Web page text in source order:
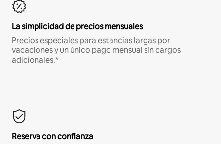
La simplicidad de precios mensuales
Precios especiales para estancias largas por
vacaciones y un único pago mensual sin cargos
adicionales.*
Reserva con confianza